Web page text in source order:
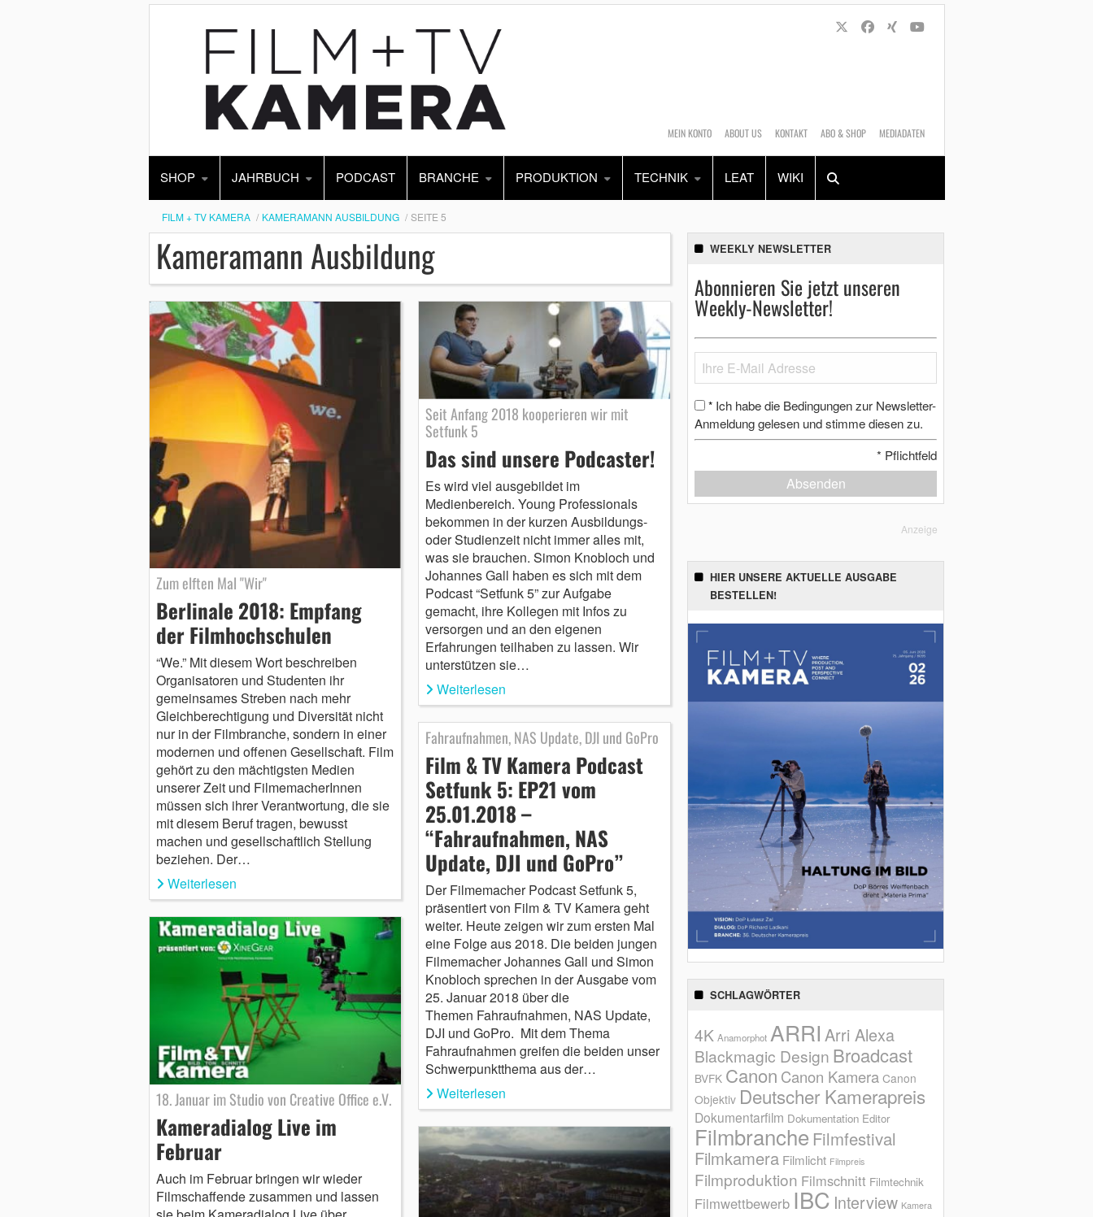
MEIN KONTO ABOUT US KONTAKT ABO & SHOP MEDIADATEN
SHOP JAHRBUCH PODCAST BRANCHE PRODUKTION TECHNIK LEAT WIKI
Alles Shop
FILM + TV KAMERA KAMERAMANN AUSBILDUNG SEITE 5
Kameramann Ausbildung
Zum elften Mal "Wir"
Berlinale 2018: Empfang
der Filmhochschulen
“We.” Mit diesem Wort beschreiben
Organisatoren und Studenten ihr
gemeinsames Streben nach mehr
Gleichberechtigung und Diversität nicht
nur in der Filmbranche, sondern in einer
modernen und offenen Gesellschaft. Film
gehört zu den mächtigsten Medien
unserer Zeit und FilmemacherInnen
müssen sich ihrer Verantwortung, die sie
mit diesem Beruf tragen, bewusst
machen und gesellschaftlich Stellung
beziehen. Der…
Weiterlesen
18. Januar im Studio von Creative Office e.V.
Kameradialog Live im
Februar
Auch im Februar bringen wir wieder
Filmschaffende zusammen und lassen
Seit Anfang 2018 kooperieren wir mit
Setfunk 5
Das sind unsere Podcaster!
Es wird viel ausgebildet im
Medienbereich. Young Professionals
bekommen in der kurzen Ausbildungs-
oder Studienzeit nicht immer alles mit,
was sie brauchen. Simon Knobloch und
Johannes Gall haben es sich mit dem
Podcast “Setfunk 5” zur Aufgabe
gemacht, ihre Kollegen mit Infos zu
versorgen und an den eigenen
Erfahrungen teilhaben zu lassen. Wir
unterstützen sie…
Weiterlesen
Fahraufnahmen, NAS Update, DJI und GoPro
Film & TV Kamera Podcast
Setfunk 5: EP21 vom
25.01.2018 –
“Fahraufnahmen, NAS
Update, DJI und GoPro”
Der Filmemacher Podcast Setfunk 5,
präsentiert von Film & TV Kamera geht
weiter. Heute zeigen wir zum ersten Mal
eine Folge aus 2018. Die beiden jungen
Filmemacher Johannes Gall und Simon
Knobloch sprechen in der Ausgabe vom
25. Januar 2018 über die
Themen Fahraufnahmen, NAS Update,
DJI und GoPro. Mit dem Thema
Fahraufnahmen greifen die beiden unser
Schwerpunktthema aus der…
Weiterlesen
WEEKLY NEWSLETTER
Abonnieren Sie jetzt unseren
Weekly-Newsletter!
* Ich habe die Bedingungen zur Newsletter-
Anmeldung gelesen und stimme diesen zu.
* Pflichtfeld
Absenden
Anzeige
HIER UNSERE AKTUELLE AUSGABE
BESTELLEN!
SCHLAGWÖRTER
4K Anamorphot ARRI Arri Alexa
Blackmagic Design Broadcast
BVFK Canon Canon Kamera Canon
Objektiv Deutscher Kamerapreis
Dokumentarfilm Dokumentation Editor
Filmbranche Filmfestival
Filmkamera Filmlicht Filmpreis
Filmproduktion Filmschnitt Filmtechnik
Filmwettbewerb IBC Interview Kamera